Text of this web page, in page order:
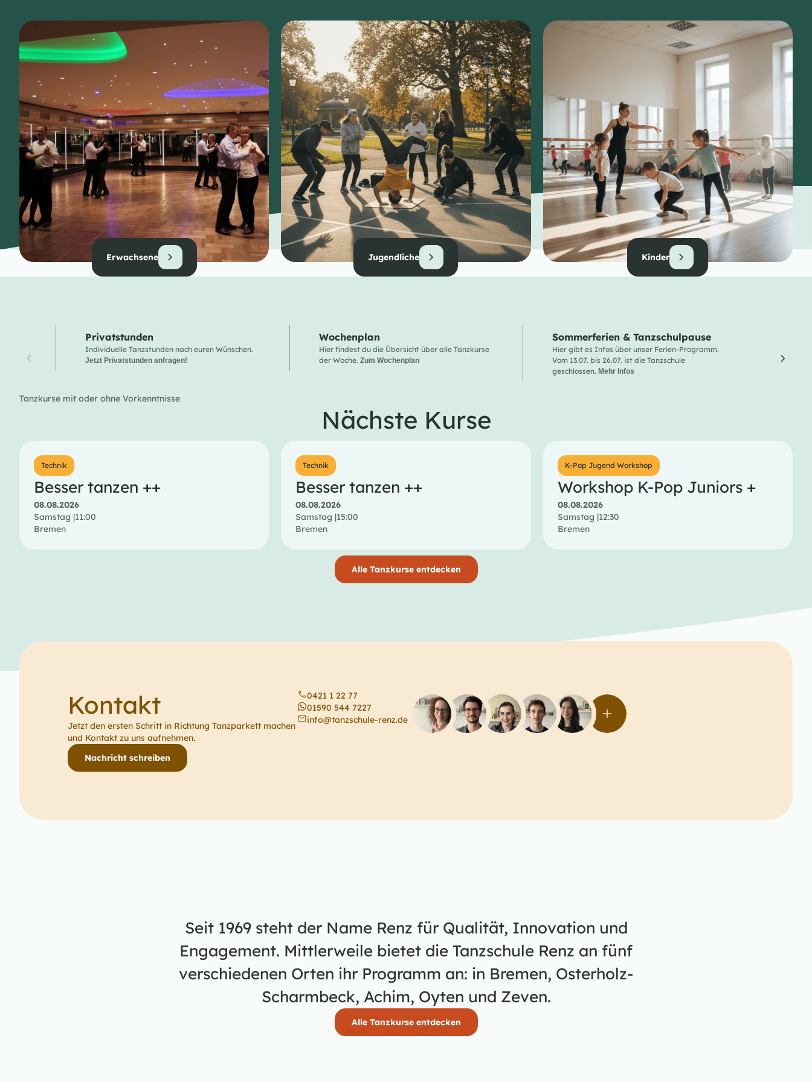
Erwachsene Jugendliche Kinder
Privatstunden
Individuelle Tanzstunden nach euren Wünschen.
Jetzt Privatstunden anfragen!
Wochenplan
Hier findest du die Übersicht über alle Tanzkurse
der Woche. Zum Wochenplan
Sommerferien & Tanzschulpause
Hier gibt es Infos über unser Ferien-Programm.
Vom 13.07. bis 26.07. ist die Tanzschule
geschlossen.Mehr Infos
Tanzkurse mit oder ohne Vorkenntnisse
Nächste Kurse
Technik
Besser tanzen ++
08.08.2026
Samstag |11:00
Bremen
Technik
Besser tanzen ++
08.08.2026
Samstag |15:00
Bremen
K-Pop Jugend Workshop
Workshop K-Pop Juniors +
08.08.2026
Samstag |12:30
Bremen
Alle Tanzkurse entdecken
Kontakt
Jetzt den ersten Schritt in Richtung Tanzparkett machen
und Kontakt zu uns aufnehmen.
Nachricht schreiben
0421 1 22 77
01590 544 7227
info@tanzschule-renz.de
Seit 1969 steht der Name Renz für Qualität, Innovation und
Engagement. Mittlerweile bietet die Tanzschule Renz an fünf
verschiedenen Orten ihr Programm an: in Bremen, Osterholz-
Scharmbeck, Achim, Oyten und Zeven.
Alle Tanzkurse entdecken